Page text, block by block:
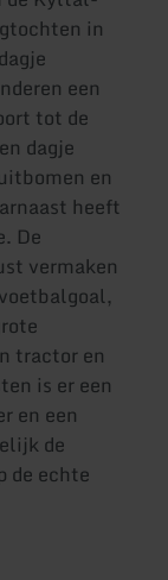
in
een
tot de
dagje
en
heeft
De
vermaken
tractor en
is er een
en een
de
de echte